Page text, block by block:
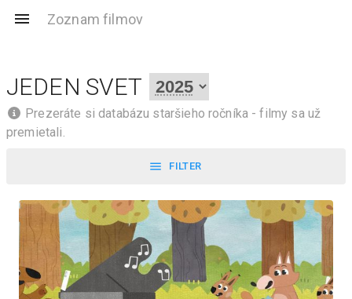
Zoznam filmov
JEDEN SVET
Prezeráte si databázu staršieho ročníka - filmy sa už
premietali.
FILTER